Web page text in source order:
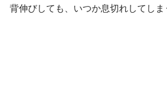
背伸びしても、いつか息切れしてし